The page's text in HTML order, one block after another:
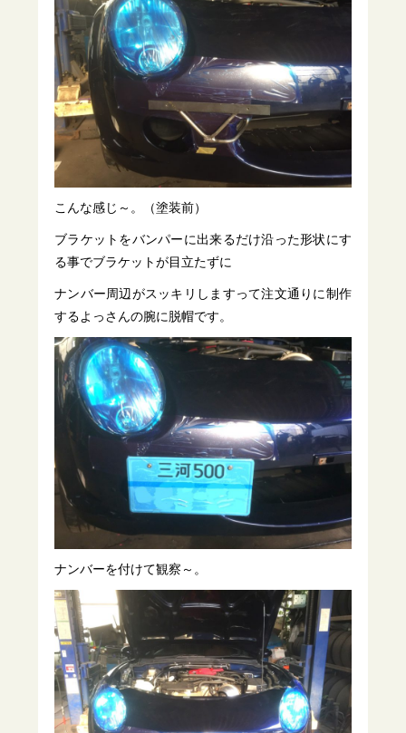
こんな感じ～。（塗装前）
ブラケットをバンパーに出来るだけ沿った形状にす
る事でブラケットが目立たずに
ナンバー周辺がスッキリしますって注文通りに制作
するよっさんの腕に脱帽です。
ナンバーを付けて観察～。